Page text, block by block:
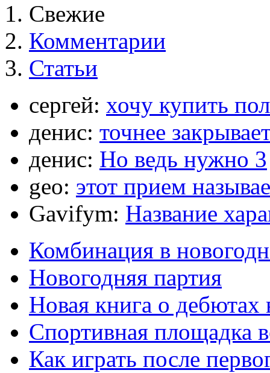
Свежие
Комментарии
Статьи
сергей: хочу купить
денис: точнее
денис: Но ведь нужно 3
geo: этот прием
Gavifym: Название
Комбинация в
Новогодняя партия
Новая книга о
Спортивная площадка
Как играть после